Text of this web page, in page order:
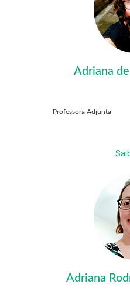
Adriana
Professora Adjunta
Adriana